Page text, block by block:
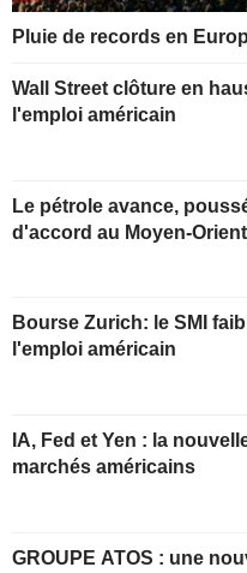
Pluie de records en
Wall Street clôture en
l'emploi américain
Le pétrole avance,
d'accord au Moyen-Orient
Bourse Zurich: le SMI
l'emploi américain
IA, Fed et Yen : la
marchés américains
GROUPE ATOS : une nouvelle année à